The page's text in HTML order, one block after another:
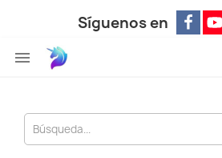
Síguenos en
